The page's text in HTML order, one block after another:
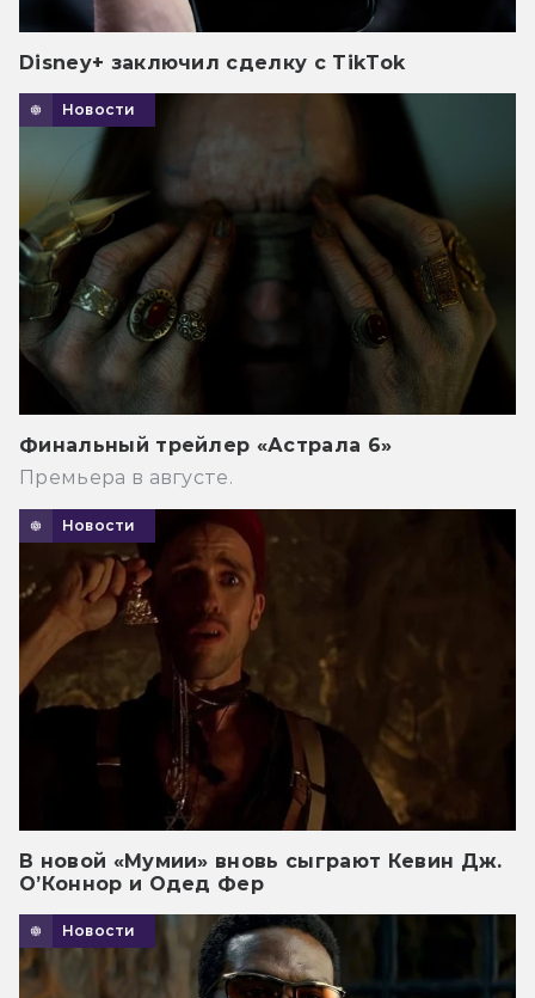
Disney+ заключил сделку с TikTok
Новости
Финальный трейлер «Астрала 6»
Премьера в августе.
Новости
В новой «Мумии» вновь сыграют Кевин Дж.
О’Коннор и Одед Фер
Новости